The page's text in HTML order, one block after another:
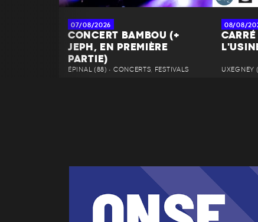
07/08/2026
CONCERT BAMBOU (+
JEPH, EN PREMIÈRE
PARTIE)
ÉPINAL (88) • CONCERTS, FESTIVALS
08/08/
UXEGNEY